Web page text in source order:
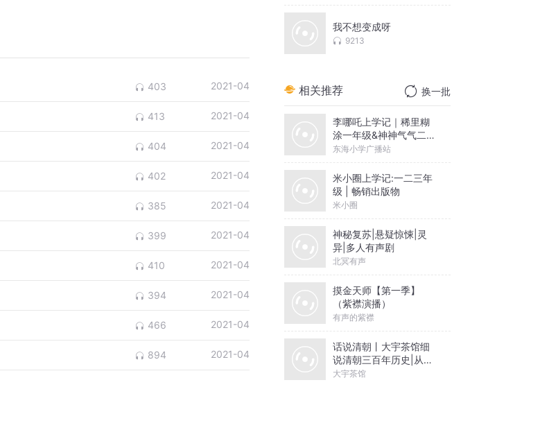
403 2021-04
413 2021-04
404 2021-04
402 2021-04
385 2021-04
399 2021-04
410 2021-04
394 2021-04
466 2021-04
894 2021-04
我不想变成呀
9213
相关推荐 换一批
李哪吒上学记｜稀里糊
涂一年级&神神气气二年
级
东海小学广播站
米小圈上学记:一二三年
级 | 畅销出版物
米小圈
神秘复苏|悬疑惊悚|灵
异|多人有声剧
北冥有声
摸金天师【第一季】
（紫襟演播）
有声的紫襟
话说清朝丨大宇茶馆细
说清朝三百年历史|从努
尔哈赤到末代皇帝溥仪|
大宇茶馆